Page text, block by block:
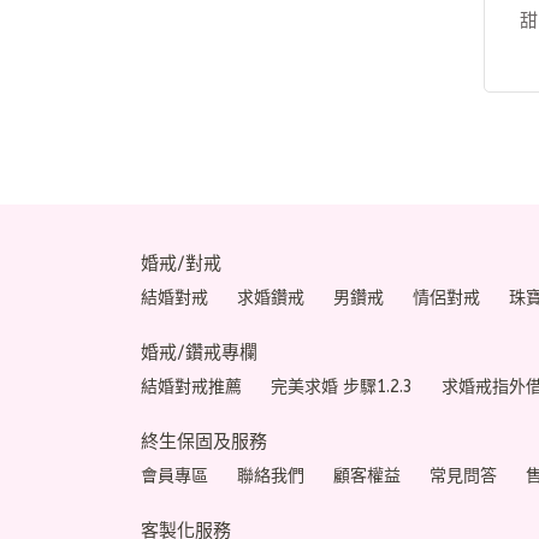
婚戒/對戒
結婚對戒 求婚鑽戒 男鑽戒 情侶對戒 珠
婚戒/鑽戒專欄
結婚對戒推薦 完美求婚 步驟1.2.3 求婚戒指外
終生保固及服務
會員專區 聯絡我們 顧客權益 常見問答
客製化服務